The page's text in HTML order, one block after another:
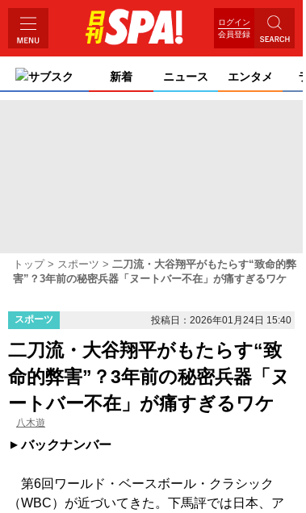
ログイン
会員登録
サブスク 新着 ニュース エンタメ
トップ スポーツ
二刀流・大谷翔平がもたらす“致命的弊
害”？3年前の秘密兵器「ヌートバー不在」が痛すぎるワケ
スポーツ 投稿日：2026年01月24日 15:40
二刀流・大谷翔平がもたらす“致
命的弊害”？3年前の秘密兵器「ヌ
ートバー不在」が痛すぎるワケ
八木遊
バックナンバー
第6回ワールド・ベースボール・クラシック
（WBC）が近づいてきた。下馬評では日本、ア